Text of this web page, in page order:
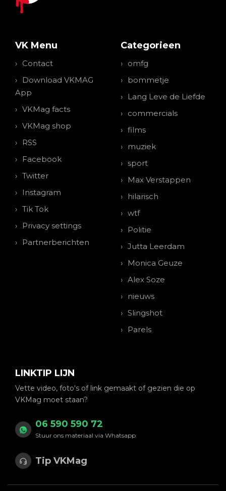
VK Menu
Contact
Download VKMAG
App
VKMag facts
VKMag shop
RSS
Facebook
Twitter
Instagram
Tik Tok
Privacy settings
Partnerberichten
Categorieen
omfg
bommetje
Lang Leve de Liefde
commercials
films
muziek
sport
Max Verstappen
hilarisch
wtf
Politie
Jutta Leerdam
Monica Geuze
Alex Soze
nieuws
Slingshot
Parels
LINKTIP LIJN
Vette video, foto's of link gemaakt of gezien die op
VKMag moet staan?
06 590 590 72
Stuur ons materiaal via Whatsapp
Tip VKMag